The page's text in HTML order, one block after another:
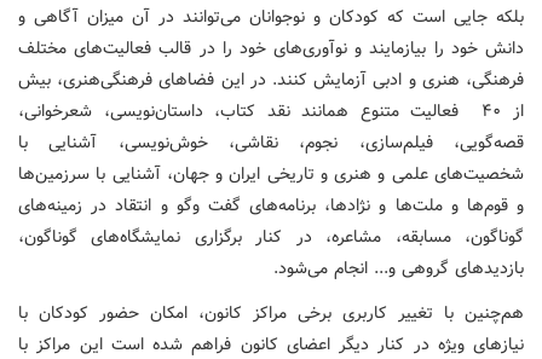
بلکه جایی است که کودکان و نوجوانان می‌توانند در آن میزان آگاهی و
دانش خود را بیازمایند و نوآوری‌های خود را در قالب فعالیت‌های مختلف
فرهنگی، هنری و ادبی آزمایش کنند. در این فضاهای فرهنگی‌هنری، بیش
از ۴۰ فعالیت متنوع همانند نقد کتاب، داستان‌نویسی، شعرخوانی،
قصه‌گویی، فیلم‌سازی، نجوم، نقاشی، خوش‌نویسی، آشنایی با
شخصیت‌های علمی و هنری و تاریخی ایران و جهان، آشنایی با سرزمین‌ها
و قوم‌ها و ملت‌ها و نژادها، برنامه‌های گفت وگو و انتقاد در زمینه‌های
گوناگون، مسابقه، مشاعره، در کنار برگزاری نمایشگاه‌های گوناگون،
بازدیدهای گروهی و... انجام می‌شود.
هم‌چنین با تغییر کاربری برخی مراکز کانون، امکان حضور کودکان با
نیازهای ویژه در کنار دیگر اعضای کانون فراهم شده است این مراکز با